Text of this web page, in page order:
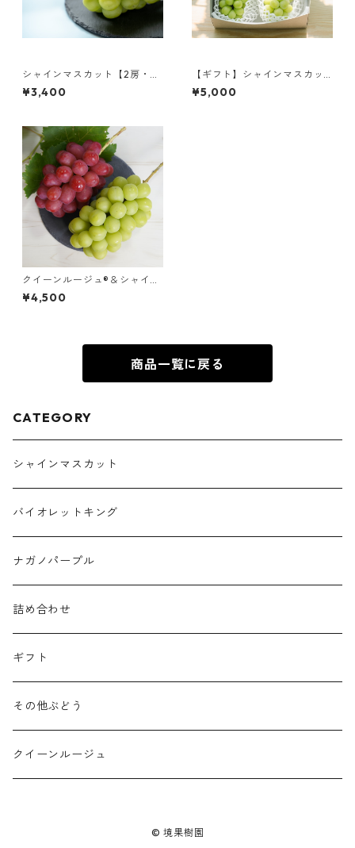
シャインマスカット【2房・約
1kg】
¥3,400
【ギフト】シャインマスカッ
ト【2房】
¥5,000
クイーンルージュ®＆シャイン
マスカット【各1房・計2房】
¥4,500
商品一覧に戻る
CATEGORY
シャインマスカット
バイオレットキング
ナガノパープル
詰め合わせ
ギフト
その他ぶどう
クイーンルージュ
© 境果樹園